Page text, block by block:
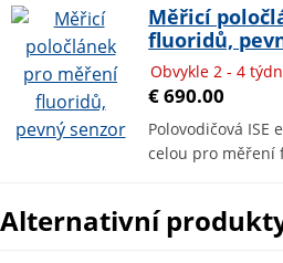
Měřicí
fluoridů,
Obvykle 2 - 4
€ 690.00
Polovodičová
celou pro měření
Alternativní